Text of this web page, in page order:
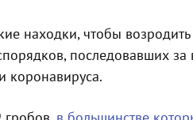
находки, чтобы
последовавших
коронавируса.